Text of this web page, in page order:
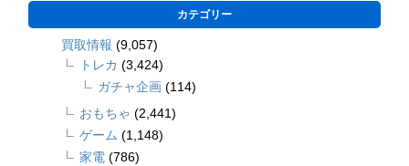
カテゴリー
買取情報 (9,057)
トレカ (3,424)
ガチャ企画 (114)
おもちゃ (2,441)
ゲーム (1,148)
家電 (786)